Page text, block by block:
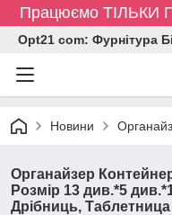
Працюємо
Opt21 com: Фурнітура
Новини
Органайзер
Розмір 13 див.*5
Дрібниць, Таблетница